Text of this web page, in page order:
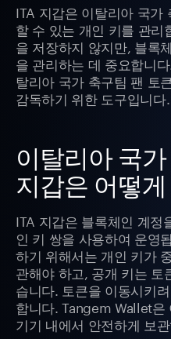
ITA 지갑은 이탈리아 국가
할 수 있는 개인 키를 관리
을 저장하지 않지만, 블록
을 관리하는 데 중요합니
탈리아 국가 축구팀 팬 토
감독하기 위한 도구입니다.
이탈리아 국
지갑은 어떻
ITA 지갑은 블록체인 계정
인 키 쌍을 사용하여 운영
하기 위해서는 개인 키가
관해야 하고, 공개 키는 토
습니다. 토큰을 이동시키
합니다. Tangem Wallet은
기기 내에서 안전하게 보